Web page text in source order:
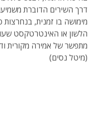
דרך השירים הדוברת
מימושה בו זמנית,
הלשון או האינטרטקסט
מתפשר של אמירה מקורית
(מיטל נסים)